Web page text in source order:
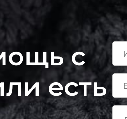
с
есть